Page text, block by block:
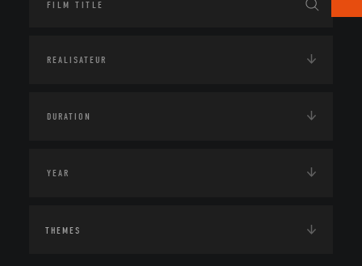
THEMES